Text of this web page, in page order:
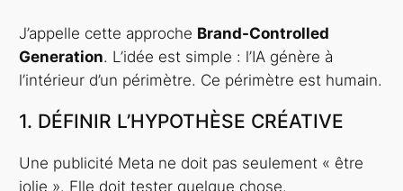
J’appelle cette approche Brand-Controlled
Generation. L’idée est simple : l’IA génère à
l’intérieur d’un périmètre. Ce périmètre est humain.
1. DÉFINIR L’HYPOTHÈSE CRÉATIVE
Une publicité Meta ne doit pas seulement « être
jolie ». Elle doit tester quelque chose.